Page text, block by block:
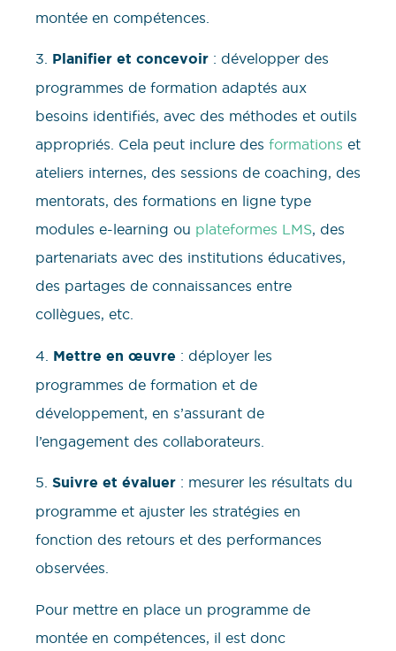
montée en compétences.
3. Planifier et concevoir : développer des
programmes de formation adaptés aux
besoins identifiés, avec des méthodes et outils
appropriés. Cela peut inclure des formations et
ateliers internes, des sessions de coaching, des
mentorats, des formations en ligne type
modules e-learning ou plateformes LMS, des
partenariats avec des institutions éducatives,
des partages de connaissances entre
collègues, etc.
4. Mettre en œuvre : déployer les
programmes de formation et de
développement, en s’assurant de
l’engagement des collaborateurs.
5. Suivre et évaluer : mesurer les résultats du
programme et ajuster les stratégies en
fonction des retours et des performances
observées.
Pour mettre en place un programme de
montée en compétences, il est donc